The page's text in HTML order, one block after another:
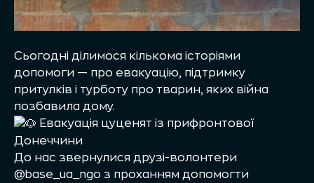
Сьогодні ділимося кількома історіями
допомоги — про евакуацію, підтримку
притулків і турботу про тварин, яких війна
позбавила дому.
Евакуація цуценят із прифронтової
Донеччини
До нас звернулися друзі-волонтери
@base_ua_ngo з проханням допомогти